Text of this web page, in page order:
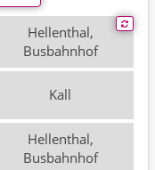
Hellenthal,
Busbahnhof
Kall
Hellenthal,
Busbahnhof